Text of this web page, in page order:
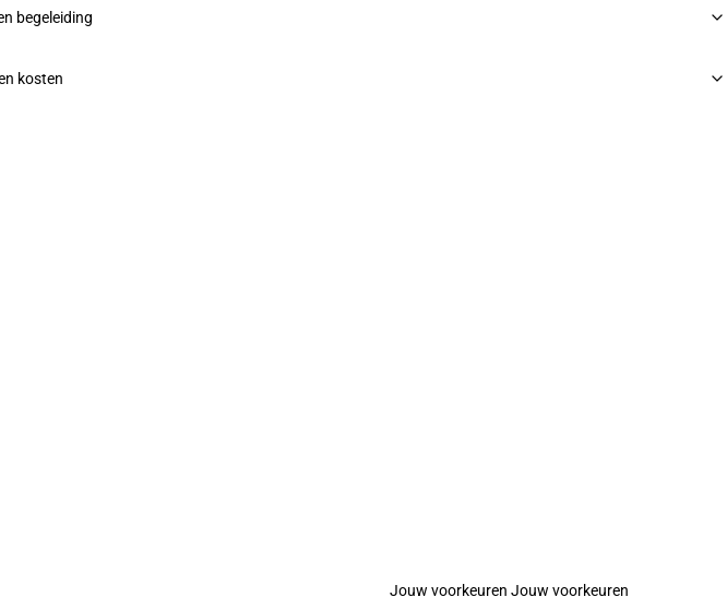
begeleiding
kosten
Jouw voorkeuren